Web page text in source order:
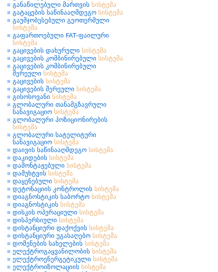
განაწილებული მართვის სისტემა
გატაცების საწინააღმდეგო სისტემა
გაუმჯობესებული გეოთერმული
სისტემა
გაფართოებული FAT-ფაილური
სისტემა
გაცივების დახურული სისტემა
გაცივების კომბინირებული სისტემა
გაცივების კომბინირებული
შერეული სისტემა
გაცივების სისტემა
გაცივების შერეული სისტემა
გისოსოვანი სისტემა
გლობალური თანამგზავრული
სანავიგაციო სისტემა
გლობალური პოზიციონირების
სისტემა
გლობალური სატელიტური
სანავიგაციო სისტემა
დაივის საწინააღმდეგო სისტემა
დაკიდების სისტემა
დამონტაჟებული სისტემა
დამუხტვის სისტემა
დაყენებული სისტემა
დეტონაციის კონტროლის სისტემა
დიაგნოსტიკის საბორტო სისტემა
დიაგნოსტიკის სისტემა
დისკის ოპერაციული სისტემა
დისპერსიული სისტემა
დისტანციური დაქოქვის სისტემა
დისტანციური უგასაღებო სისტემა
დომენების სახელების სისტემა
ელექტროგაყვანილობის სისტემა
ელექტროენერგეტიკული სისტემა
ელექტროიზოლაციის სისტემა